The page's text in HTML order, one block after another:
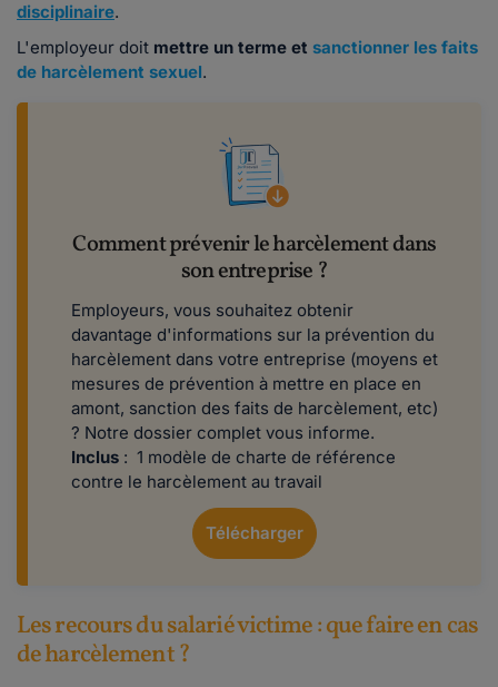
disciplinaire.
L'employeur doit mettre un terme et sanctionner les faits
de harcèlement sexuel.
Comment prévenir le harcèlement dans
son entreprise ?
Employeurs, vous souhaitez obtenir
davantage d'informations sur la prévention du
harcèlement dans votre entreprise (moyens et
mesures de prévention à mettre en place en
amont, sanction des faits de harcèlement, etc)
? Notre dossier complet vous informe.
Inclus : 1 modèle de charte de référence
contre le harcèlement au travail
Télécharger
Les recours du salarié victime : que faire en cas
de harcèlement ?